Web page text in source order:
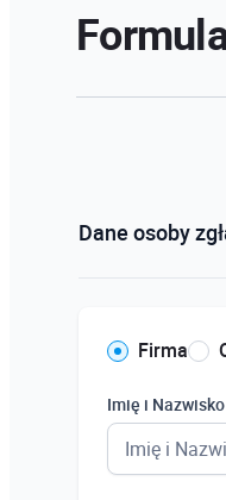
Dane osoby
Firma
Imię i